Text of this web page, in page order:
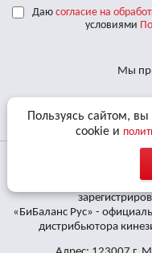
Даю согласие на
условиями
Мы
© 2011 - 2026 Все
«БиБаланс Рус» -
дистрибьютора
Пользуясь сайтом,
cookie и